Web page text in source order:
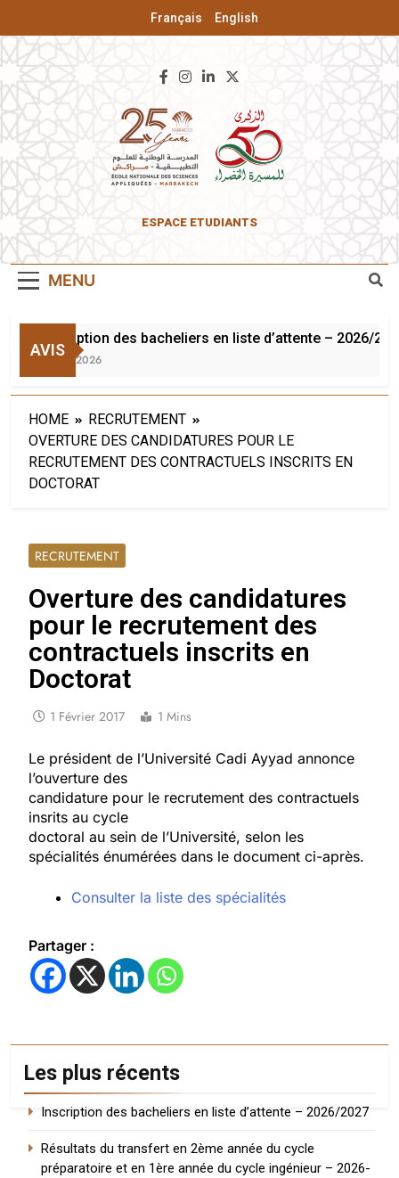
Français English
ENSA De
ESPACE ETUDIANTS
MENU
AVIS
Inscription des bacheliers en liste d’attente – 2026/2027
3 Août 2026
HOME
RECRUTEMENT
OVERTURE DES CANDIDATURES POUR LE
RECRUTEMENT DES CONTRACTUELS INSCRITS EN
DOCTORAT
RECRUTEMENT
Overture des candidatures
pour le recrutement des
contractuels inscrits en
Doctorat
1 Février 2017 1 Mins
Le président de l’Université Cadi Ayyad annonce
l’ouverture des
candidature pour le recrutement des contractuels
insrits au cycle
doctoral au sein de l’Université, selon les
spécialités énumérées dans le document ci-après.
Consulter la liste des spécialités
Partager :
Les plus récents
Inscription des bacheliers en liste d’attente – 2026/2027
Résultats du transfert en 2ème année du cycle
préparatoire et en 1ère année du cycle ingénieur – 2026-